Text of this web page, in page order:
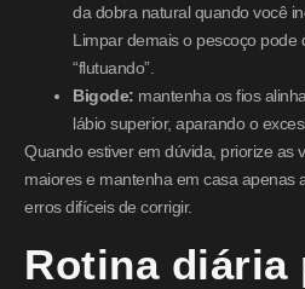
da dobra natural quando você
Limpar demais o pescoço pode
“flutuando”.
Bigode: mantenha os fios
lábio superior, aparando o
Quando estiver em dúvida, priorize as
maiores e mantenha em casa apenas
erros difíceis de corrigir.
Rotina diária